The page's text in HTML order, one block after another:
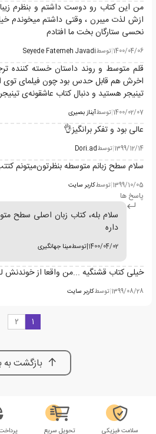
من این کتاب رو دوست داشتم و بنظرم زیبا
ازش لذت میبرن ، وقتی داشتم میخوندم
نحسی ستارگان بخت ما افتادم
1400/04/06 توسطSeyede Fatemeh Javadi
قلم متوسط و روند داستان خسته کننده
اخرش هم قابل حدس بود چون فیلمای توی
تینیجر هستید و دنبال کتاب عاشقونه‌ی
1400/02/07
|توسطآیناز بصیری
عالی بود و تفکر برانگیز👌
1399/12/14 توسطDori.ad
سلام سطح زبانم متوسطه بنظرتون‌میتونم
1399/10/05
|توسطکاربر سایت
پاسخ ها
سلام بله، کتاب زبان اصلی سطح
داره
1400/04/02
|توسطمینا جهانگیری
خیلی کتاب قشنگیه ...من واقعا از خوندنش
1399/08/28
|توسطکاربر سایت
1
2
بازگشت به
سلامت فیزیکی تحویل سریع پرداخت